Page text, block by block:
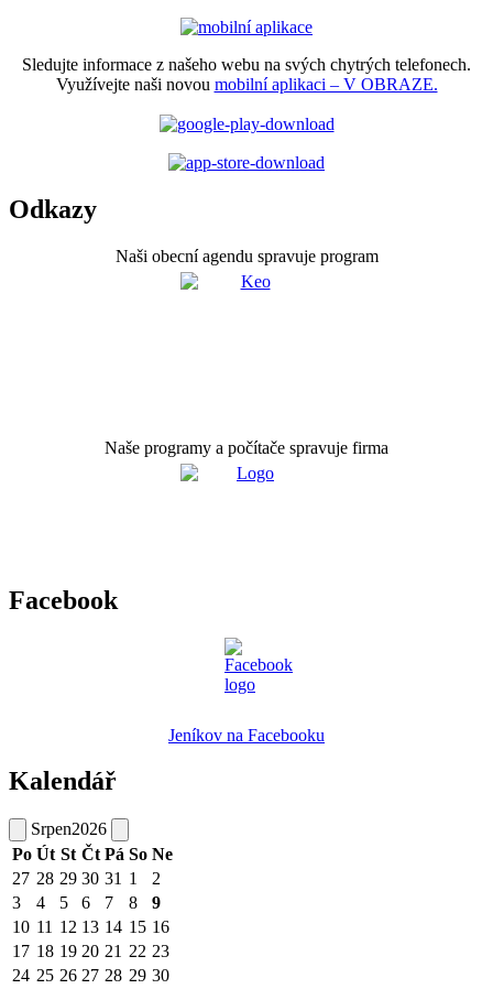
Sledujte informace z našeho webu na svých chytrých telefonech.
Využívejte naši novou mobilní aplikaci – V OBRAZE.
Odkazy
Naši obecní agendu spravuje program
Naše programy a počítače spravuje firma
Facebook
Jeníkov na Facebooku
Kalendář
Srpen2026
Po Út St Čt Pá So Ne
27 28 29 30 31 1
2
3
4 5 6 7 8
9
10 11 12 13 14 15 16
17 18 19 20 21 22 23
24 25 26 27 28 29 30